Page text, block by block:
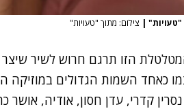
| צילום: מתוך "טעויות"
הזו תרגם חרוש לשיר שיצר
כאחד השמות הגדולים במוזיקה
נסרין קדרי, עדן חסון, אודיה,